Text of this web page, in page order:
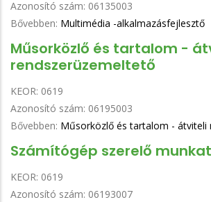
Azonosító szám: 06135003
Bővebben: Multimédia -alkalmazásfejlesztő
Műsorközlő és tartalom -
rendszerüzemeltető
KEOR: 0619
Azonosító szám: 06195003
Bővebben: Műsorközlő és tartalom - átviteli
Számítógép szerelő
KEOR: 0619
Azonosító szám: 06193007